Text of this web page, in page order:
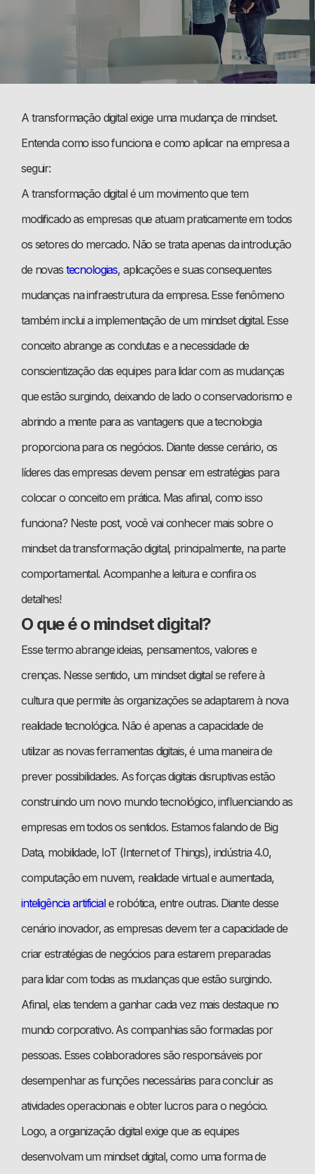
A transformação digital exige uma mudança de mindset.
Entenda como isso funciona e como aplicar na empresa a
seguir:
A transformação digital é um movimento que tem
modificado as empresas que atuam praticamente em todos
os setores do mercado. Não se trata apenas da introdução
de novas tecnologias, aplicações e suas consequentes
mudanças na infraestrutura da empresa. Esse fenômeno
também inclui a implementação de um mindset digital. Esse
conceito abrange as condutas e a necessidade de
conscientização das equipes para lidar com as mudanças
que estão surgindo, deixando de lado o conservadorismo e
abrindo a mente para as vantagens que a tecnologia
proporciona para os negócios. Diante desse cenário, os
líderes das empresas devem pensar em estratégias para
colocar o conceito em prática. Mas afinal, como isso
funciona? Neste post, você vai conhecer mais sobre o
mindset da transformação digital, principalmente, na parte
comportamental. Acompanhe a leitura e confira os
detalhes!
O que é o mindset digital?
Esse termo abrange ideias, pensamentos, valores e
crenças. Nesse sentido, um mindset digital se refere à
cultura que permite às organizações se adaptarem à nova
realidade tecnológica. Não é apenas a capacidade de
utilizar as novas ferramentas digitais, é uma maneira de
prever possibilidades. As forças digitais disruptivas estão
construindo um novo mundo tecnológico, influenciando as
empresas em todos os sentidos. Estamos falando de Big
Data, mobilidade, IoT (Internet of Things), indústria 4.0,
computação em nuvem, realidade virtual e aumentada,
inteligência artificiale robótica, entre outras. Diante desse
cenário inovador, as empresas devem ter a capacidade de
criar estratégias de negócios para estarem preparadas
para lidar com todas as mudanças que estão surgindo.
Afinal, elas tendem a ganhar cada vez mais destaque no
mundo corporativo. As companhias são formadas por
pessoas. Esses colaboradores são responsáveis por
desempenhar as funções necessárias para concluir as
atividades operacionais e obter lucros para o negócio.
Logo, a organização digital exige que as equipes
desenvolvam um mindset digital, como uma forma de